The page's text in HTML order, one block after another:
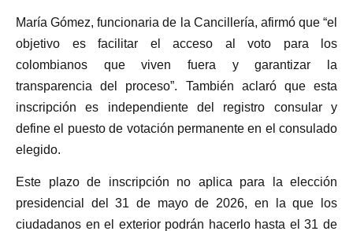
María Gómez, funcionaria de la Cancillería, afirmó que “el
objetivo es facilitar el acceso al voto para los
colombianos que viven fuera y garantizar la
transparencia del proceso”. También aclaró que esta
inscripción es independiente del registro consular y
define el puesto de votación permanente en el consulado
elegido.
Este plazo de inscripción no aplica para la elección
presidencial del 31 de mayo de 2026, en la que los
ciudadanos en el exterior podrán hacerlo hasta el 31 de